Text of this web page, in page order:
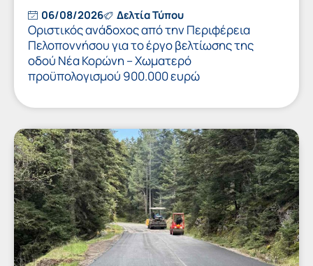
06/08/2026 Δελτία Τύπου
Οριστικός ανάδοχος από την Περιφέρεια
Πελοποννήσου για το έργο βελτίωσης της
οδού Νέα Κορώνη – Χωματερό
προϋπολογισμού 900.000 ευρώ